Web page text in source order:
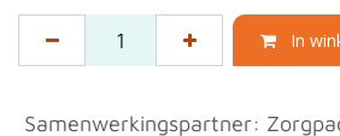
In
Samenwerkingspartner: